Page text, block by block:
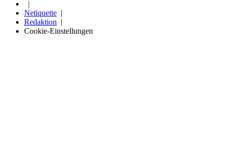
Netiquette
Redaktion
Cookie-Einstellungen